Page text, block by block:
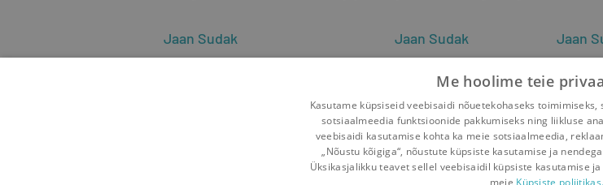
Jaan Sudak
Jaan Sudak
Jaan
Me hoolime teie
Kasutame küpsiseid veebisaidi nõuetekohaseks
sotsiaalmeedia funktsioonide pakkumiseks ning liikluse
veebisaidi kasutamise kohta ka meie sotsiaalmeedia,
„Nõustu kõigiga“, nõustute küpsiste kasutamise ja
Üksikasjalikku teavet sellel veebisaidil küpsiste kasutamise
meie Küpsiste poliitikas.